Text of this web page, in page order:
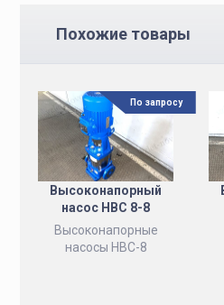
Похожие товары
Высоконапорный
насос НВС 8-8
Высоконапорные
насосы НВС-8
По запросу